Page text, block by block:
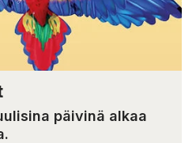
päivinä alkaa